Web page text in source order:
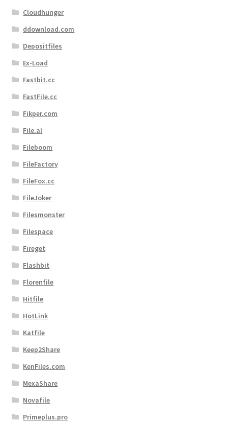
Cloudhunger
ddownload.com
Depositfiles
Ex-Load
Fastbit.cc
FastFile.cc
Fikper.com
File.al
Fileboom
FileFactory
FileFox.cc
FileJoker
Filesmonster
Filespace
Fireget
Flashbit
Florenfile
Hitfile
HotLink
Katfile
Keep2Share
KenFiles.com
MexaShare
Novafile
Primeplus.pro